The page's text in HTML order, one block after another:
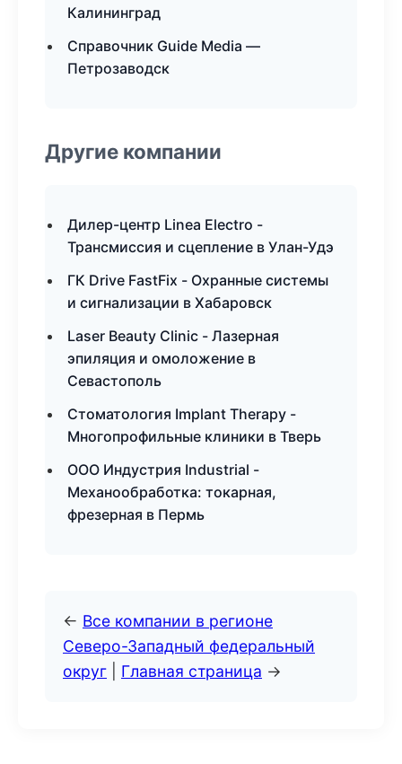
Калининград
Справочник Guide Media —
Петрозаводск
Другие компании
Дилер-центр Linea Electro -
Трансмиссия и сцепление в Улан-Удэ
ГК Drive FastFix - Охранные системы
и сигнализации в Хабаровск
Laser Beauty Clinic - Лазерная
эпиляция и омоложение в
Севастополь
Стоматология Implant Therapy -
Многопрофильные клиники в Тверь
ООО Индустрия Industrial -
Механообработка: токарная,
фрезерная в Пермь
← Все компании в регионе
Северо-Западный федеральный
округ
Главная страница →